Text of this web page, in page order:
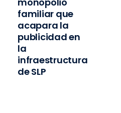
familiar que
acapara la
publicidad en
la
infraestructura
de SLP